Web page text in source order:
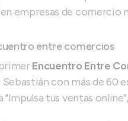
empresas de comercio
entre comercios
Encuentro Entre
Sebastián con más de
"Impulsa tus ventas